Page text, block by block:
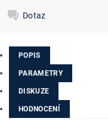
Dotaz
POPIS
PARAMETRY
DISKUZE
HODNOCENÍ